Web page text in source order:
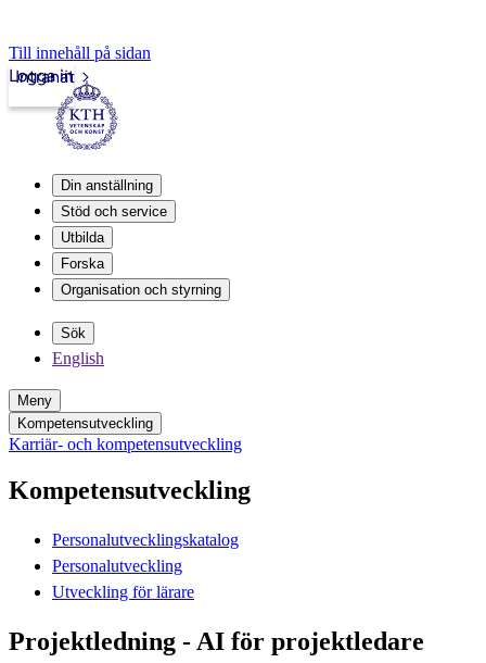
Till innehåll på sidan
Intranät
Logga in
Din anställning
Stöd och service
Utbilda
Forska
Organisation och styrning
Sök
English
Meny
Kompetensutveckling
Karriär- och kompetensutveckling
Kompetensutveckling
Personalutvecklingskatalog
Personalutveckling
Utveckling för lärare
Projektledning - AI för projektledare